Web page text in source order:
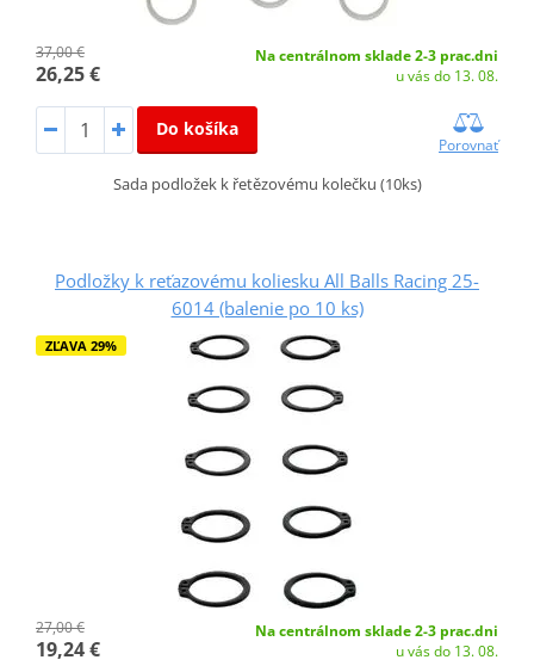
37,00 €
26,25 €
Na centrálnom sklade 2-3 prac.dni
u vás do 13. 08.
Do košíka
Porovnať
Sada podložek k řetězovému kolečku (10ks)
Podložky k reťazovému koliesku All Balls Racing 25-
6014 (balenie po 10 ks)
ZĽAVA 29%
27,00 €
19,24 €
Na centrálnom sklade 2-3 prac.dni
u vás do 13. 08.